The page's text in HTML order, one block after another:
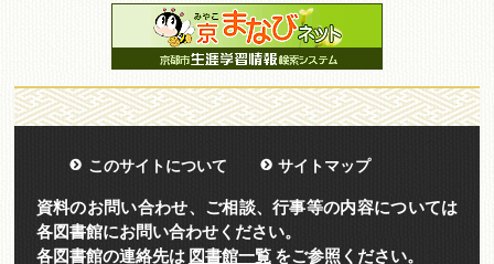
このサイトについて サイトマップ
資料のお問い合わせ、ご相談、行事等の内容については
各図書館にお問い合わせください。
各図書館の連絡先は 図書館一覧をご参照ください。